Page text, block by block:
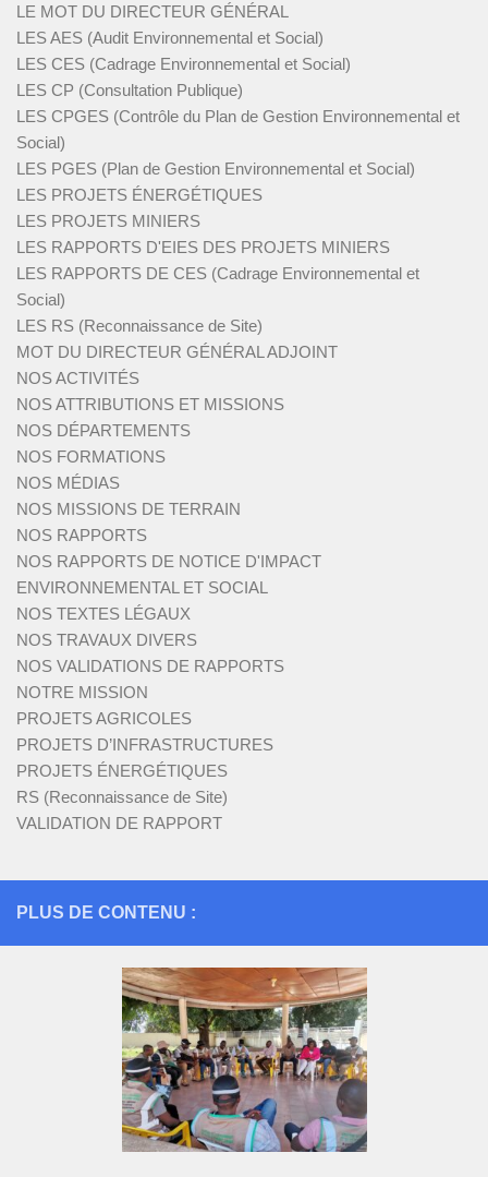
LE MOT DU DIRECTEUR GÉNÉRAL
LES AES (Audit Environnemental et Social)
LES CES (Cadrage Environnemental et Social)
LES CP (Consultation Publique)
LES CPGES (Contrôle du Plan de Gestion Environnemental et
Social)
LES PGES (Plan de Gestion Environnemental et Social)
LES PROJETS ÉNERGÉTIQUES
LES PROJETS MINIERS
LES RAPPORTS D'EIES DES PROJETS MINIERS
LES RAPPORTS DE CES (Cadrage Environnemental et
Social)
LES RS (Reconnaissance de Site)
MOT DU DIRECTEUR GÉNÉRAL ADJOINT
NOS ACTIVITÉS
NOS ATTRIBUTIONS ET MISSIONS
NOS DÉPARTEMENTS
NOS FORMATIONS
NOS MÉDIAS
NOS MISSIONS DE TERRAIN
NOS RAPPORTS
NOS RAPPORTS DE NOTICE D'IMPACT
ENVIRONNEMENTAL ET SOCIAL
NOS TEXTES LÉGAUX
NOS TRAVAUX DIVERS
NOS VALIDATIONS DE RAPPORTS
NOTRE MISSION
PROJETS AGRICOLES
PROJETS D’INFRASTRUCTURES
PROJETS ÉNERGÉTIQUES
RS (Reconnaissance de Site)
VALIDATION DE RAPPORT
PLUS DE CONTENU :